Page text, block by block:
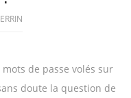
de passe volés sur
doute la question de